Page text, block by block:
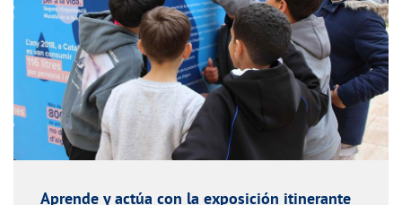
Aprende y actúa con la exposición itinerante